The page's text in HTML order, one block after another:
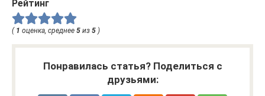
Рейтинг
( 1 оценка, среднее 5 из 5 )
Понравилась статья? Поделиться с
друзьями: